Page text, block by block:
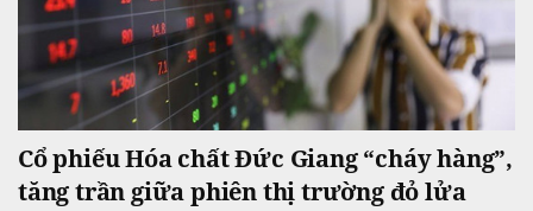
Cổ phiếu Hóa chất Đức Giang “cháy hàng”,
tăng trần giữa phiên thị trường đỏ lửa